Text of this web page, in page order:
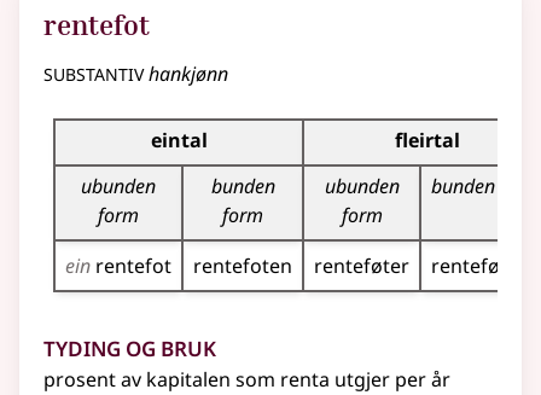
rentefot
substantivhankjønn
Bøyningstabell for dette substantivet
eintal
fleirtal
ubunden
form
bunden
form
ubunden
form
bunden form
ein rentefot rentefoten renteføter renteføtene
Tyding og bruk
prosent av kapitalen som renta utgjer per år